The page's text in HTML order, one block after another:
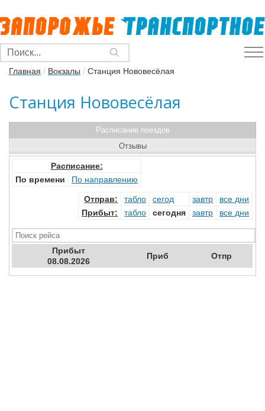
Главная / Вокзалы / Станция Нововесёлая
Станция Нововесёлая
Расписание поездов
Расписание:
По времени
По направлению
Отправ: табло сегод завтр
все дни
Прибыт: табло сегодня завтр все дни
Прибыт
08.08.2026
Приб Отпр
Отзывы